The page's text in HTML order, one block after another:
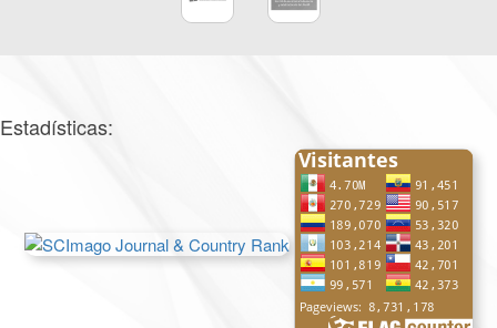
Estadísticas: